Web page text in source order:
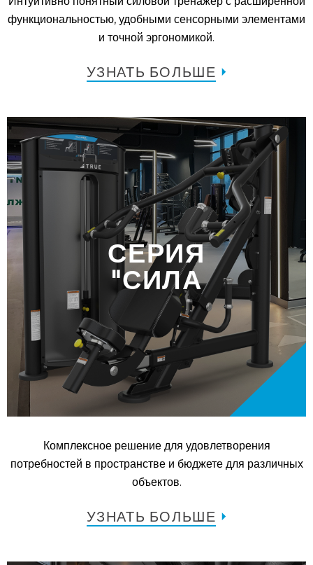
функциональностью, удобными сенсорными элементами
и точной эргономикой.
УЗНАТЬ БОЛЬШЕ
СЕРИЯ
"СИЛА
Комплексное решение для удовлетворения
потребностей в пространстве и бюджете для различных
объектов.
УЗНАТЬ БОЛЬШЕ